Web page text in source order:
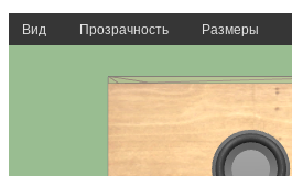
Вид Прозрачность Размеры